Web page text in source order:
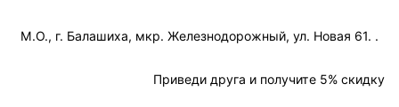
М.О., г. Балашиха, мкр. Железнодорожный, ул. Новая 61. .
Приведи друга и получите 5% скидку